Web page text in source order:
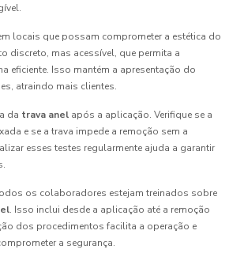
locais que possam comprometer a estética do
discreto, mas acessível, que permita a
eficiente. Isso mantém a apresentação do
atraindo mais clientes.
da trava anel após a aplicação. Verifique se a
e se a trava impede a remoção sem a
esses testes regularmente ajuda a garantir
os colaboradores estejam treinados sobre
. Isso inclui desde a aplicação até a remoção
dos procedimentos facilita a operação e
a segurança.